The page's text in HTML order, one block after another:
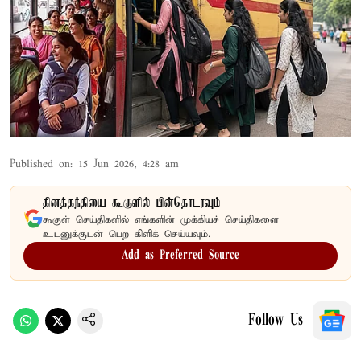
Published on: 15 Jun 2026, 4:28 am
தினத்தந்தியை கூகுளில் பின்தொடரவும்
கூகுள் செய்திகளில் எங்களின் முக்கியச் செய்திகளை
உடனுக்குடன் பெற கிளிக் செய்யவும்.
Add as Preferred Source
Follow Us